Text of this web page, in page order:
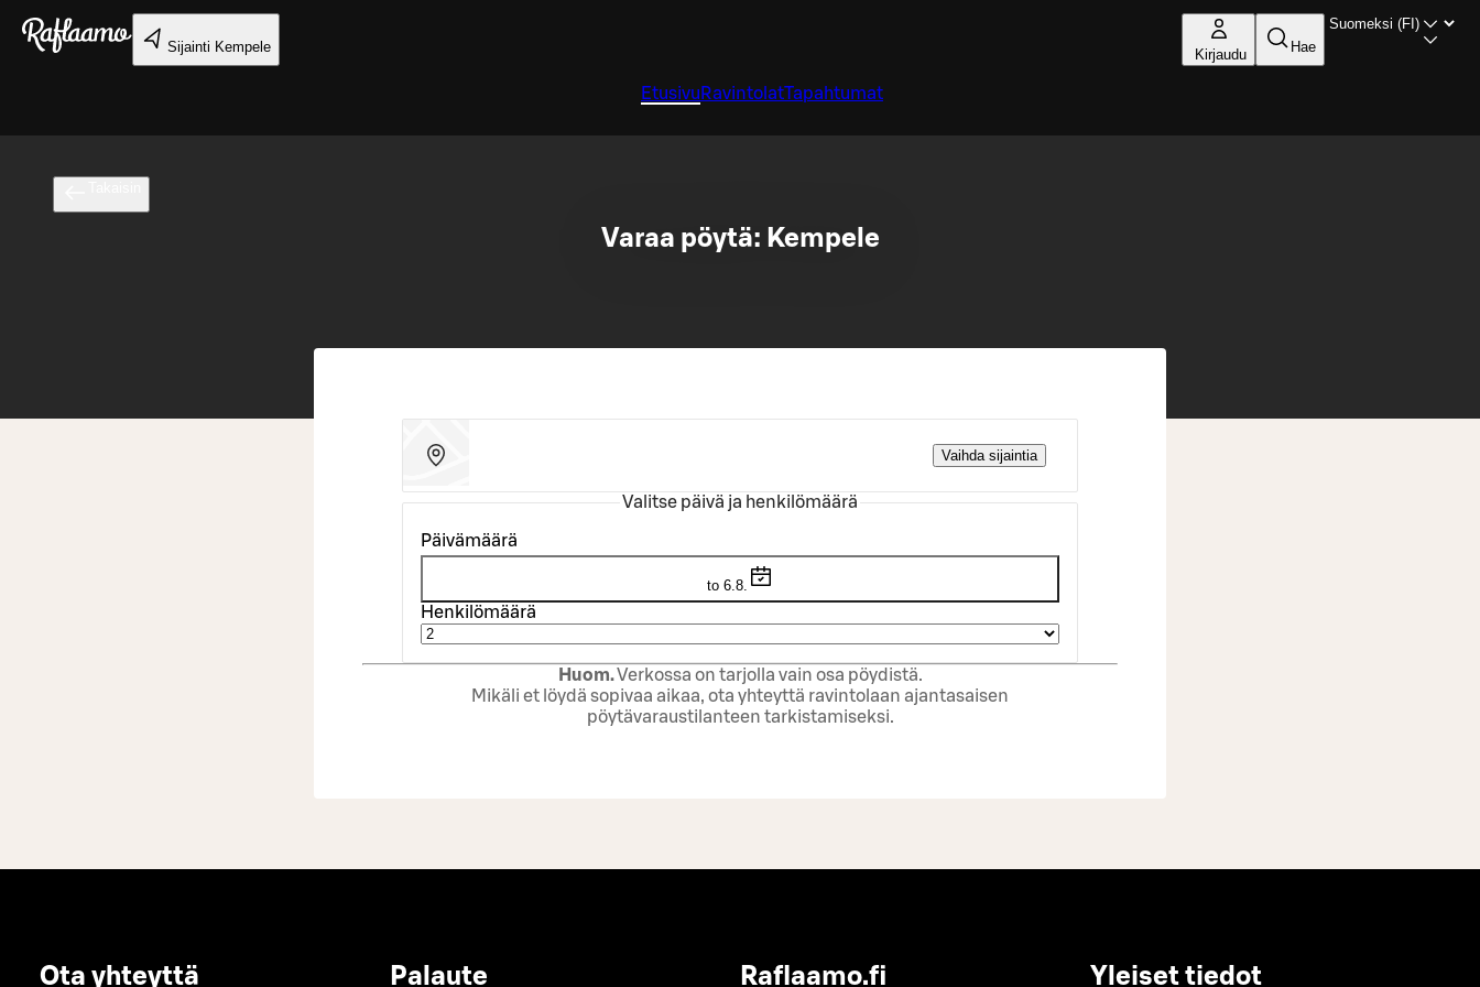
Siirry pääsisältöön
Sijainti Kempele Kirjaudu Hae
Etusivu RavintolatTapahtumat
Varaa pöytä: Kempele
Vaihda sijaintia
Valitse päivä ja henkilömäärä
Päivämäärä
to 6.8.
Henkilömäärä
Huom.Verkossa on tarjolla vain osa pöydistä.
Mikäli et löydä sopivaa aikaa, ota yhteyttä ravintolaan ajantasaisen
pöytävaraustilanteen tarkistamiseksi.
Ota yhteyttä Palaute Raflaamo.fi Yleiset tiedot